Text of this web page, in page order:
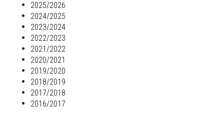
2025/2026
2024/2025
2023/2024
2022/2023
2021/2022
2020/2021
2019/2020
2018/2019
2017/2018
2016/2017